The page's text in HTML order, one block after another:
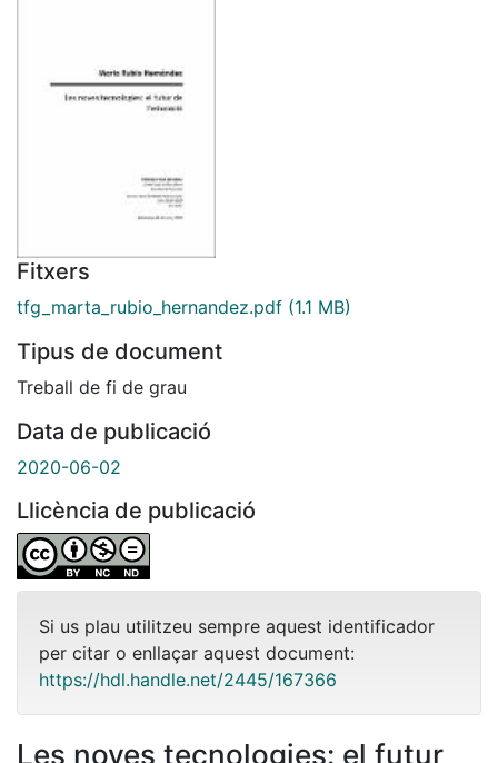
Fitxers
tfg_marta_rubio_hernandez.pdf (1.1 MB)
Tipus de document
Treball de fi de grau
Data de publicació
2020-06-02
Llicència de publicació
Si us plau utilitzeu sempre aquest identificador
per citar o enllaçar aquest document:
https://hdl.handle.net/2445/167366
Les noves tecnologies: el futur